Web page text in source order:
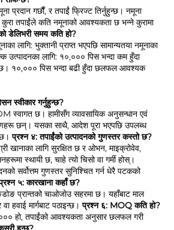
प्रदान गर्छौं, र तपाईं फ्रिज्ट तिर्नुहुन्छ। नमूना
तपाईंले कति नमूनाको आवश्यकता छ भन्ने कुरामा
डेलिभरी समय कति हो?
लागि: भुक्तानी प्राप्त भएपछि सामान्यतया नमूनाका
उत्पादनका लागि: १०,००० पिस भन्दा कम हुँदा
१०,००० पिस भन्दा बढी हुँदा छलफल आवश्यक
स्वीकार गर्नुहुन्छ?
स्वागत छ। हामीसँग व्यावसायिक अनुसन्धान एवं
छन्। यसका साथै, आदेश पूरा भएपछि उपलब्ध
प्रश्न ४: तपाईंको उत्पादनको गुणस्तर कस्तो छ?
खानाका लागि सुरक्षित छ र ओभन, माइक्रोवेव,
स्थायी छ, चाहे त्यो चिसो वा गर्मी होस्।
सर्वोत्तम गुणस्तर सुनिश्चित गर्न धेरै पटकको
५: कारखाना कहाँ छ?
प्रान्तको चाओजोउ सहरमा छ। यहाँबाट माल
हवाई मार्गबाट पठाइन्छ। प्रश्न ६: MOQ कति हो?
हो, तपाईंको आवश्यकता अनुसार छलफल गरी